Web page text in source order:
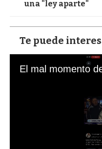
una "ley aparte"
Te puede